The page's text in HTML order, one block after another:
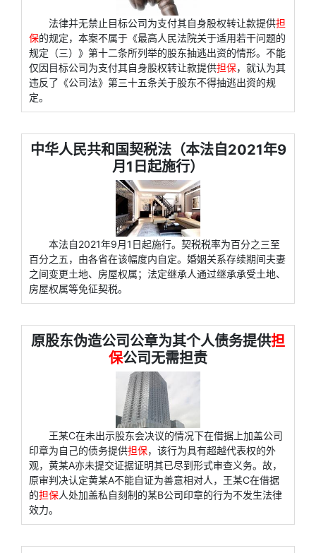
法律并无禁止目标公司为支付其自身股权转让款提供担
保的规定，本案不属于《最高人民法院关于适用若干问题的
规定（三）》第十二条所列举的股东抽逃出资的情形。不能
仅因目标公司为支付其自身股权转让款提供担保，就认为其
违反了《公司法》第三十五条关于股东不得抽逃出资的规
定。
中华人民共和国契税法（本法自2021年9
月1日起施行）
本法自2021年9月1日起施行。契税税率为百分之三至
百分之五，由各省在该幅度内自定。婚姻关系存续期间夫妻
之间变更土地、房屋权属；法定继承人通过继承承受土地、
房屋权属等免征契税。
原股东伪造公司公章为其个人债务提供担
保公司无需担责
王某C在未出示股东会决议的情况下在借据上加盖公司
印章为自己的债务提供担保，该行为具有超越代表权的外
观，黄某A亦未提交证据证明其已尽到形式审查义务。故，
原审判决认定黄某A不能自证为善意相对人，王某C在借据
的担保人处加盖私自刻制的某B公司印章的行为不发生法律
效力。